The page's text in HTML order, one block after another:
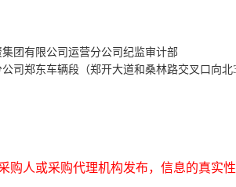
团有限公司运营分公司 纪监审计部
司 郑东车辆段（郑开大道和桑林路交叉口向北
购人或采购代理机构发布，信息的真实